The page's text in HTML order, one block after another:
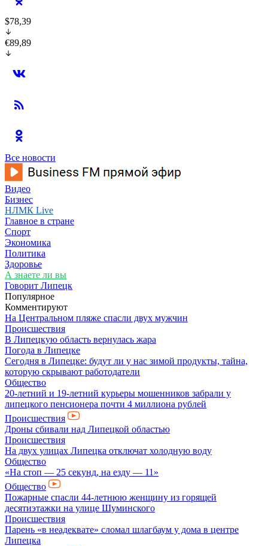
$78,39
€89,89
Все новости
Видео
Бизнес
НЛМК Live
Главное в стране
Спорт
Экономика
Политика
Здоровье
А знаете ли вы
Говорит Липецк
Популярное
Комментируют
На Центральном пляже спасли двух мужчин
Происшествия
В Липецкую область вернулась жара
Погода в Липецке
Сегодня в Липецке: будут ли у нас зимой продукты, тайна,
которую скрывают работодатели
Общество
20-летний и 19-летний курьеры мошенников забрали у
липецкого пенсионера почти 4 миллиона рублей
Происшествия
Дроны сбивали над Липецкой областью
Происшествия
На двух улицах Липецка отключат холодную воду
Общество
«На стоп — 25 секунд, на езду — 11»
Общество
Пожарные спасли 44-летнюю женщину из горящей
десятиэтажки на улице Шуминского
Происшествия
Парень «в неадеквате» сломал шлагбаум у дома в центре
Липецка